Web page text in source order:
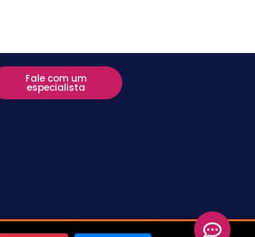
Fale com um
especialista